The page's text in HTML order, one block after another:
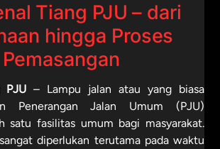
Tiang PJU – dari
hingga Proses
Pemasangan
PJU – Lampu jalan atau yang biasa
Penerangan Jalan Umum (PJU)
satu fasilitas umum bagi masyarakat.
diperlukan terutama pada waktu